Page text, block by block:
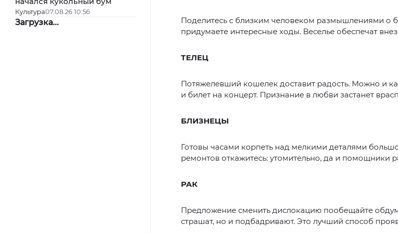
Культура07.08.26 10:56
Загрузка...
Поделитесь с близким человеком размышлениями о
придумаете интересные ходы. Веселье обеспечат
ТЕЛЕЦ
Потяжелевший кошелек доставит радость. Можно и
и билет на концерт. Признание в любви застанет
БЛИЗНЕЦЫ
Готовы часами корпеть над мелкими деталями
ремонтов откажитесь: утомительно, да и помощники
РАК
Предложение сменить дислокацию пообещайте
страшат, но и подбадривают. Это лучший способ